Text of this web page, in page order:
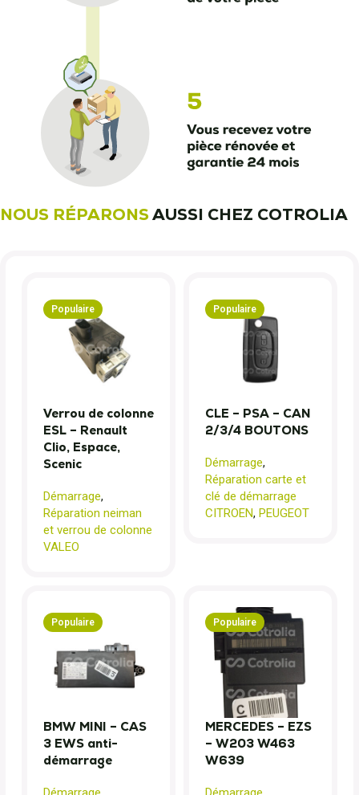
NOUS RÉPARONSAUSSI CHEZ COTROLIA
Populaire
Verrou de colonne
ESL – Renault
Clio, Espace,
Scenic
Démarrage,
Réparation neiman
et verrou de colonne
VALEO
Populaire
CLE – PSA – CAN
2/3/4 BOUTONS
Démarrage,
Réparation carte et
clé de démarrage
CITROEN, PEUGEOT
Populaire
BMW MINI – CAS
3 EWS anti-
démarrage
Populaire
MERCEDES – EZS
– W203 W463
W639